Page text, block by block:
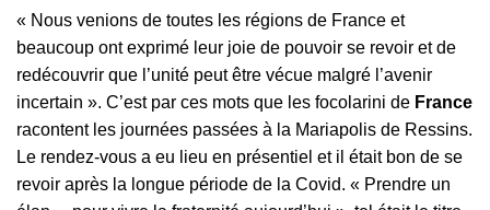
« Nous venions de toutes les régions de France et
beaucoup ont exprimé leur joie de pouvoir se revoir et de
redécouvrir que l’unité peut être vécue malgré l’avenir
incertain ». C’est par ces mots que les focolarini de France
racontent les journées passées à la Mariapolis de Ressins.
Le rendez-vous a eu lieu en présentiel et il était bon de se
revoir après la longue période de la Covid. « Prendre un